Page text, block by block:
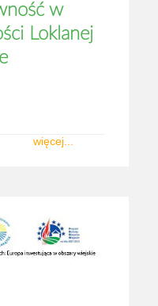
w
Loklanej
więcej...